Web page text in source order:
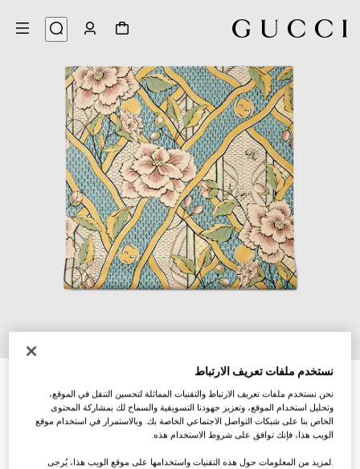
ورق جدران بطبعة مُزهرة
SAR 2,850
نستخدم ملفات تعريف الارتباط
نحن نستخدم ملفات تعريف الارتباط والتقنيات المماثلة لتحسين التنقل في الموقع،
وتحليل استخدام الموقع، وتعزيز جهودنا التسويقية والسماح لك بمشاركة المحتوى
الخاص بنا على شبكات التواصل الاجتماعي الخاصة بك. وبالاستمرار في استخدام موقع
الويب هذا، فإنك توافق على شروط الاستخدام هذه.
.لمزيد من المعلومات حول هذه التقنيات واستخدامها على موقع الويب هذا، يُرجى